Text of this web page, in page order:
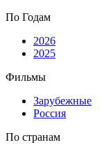
По Годам
2026
2025
Фильмы
Зарубежные
Россия
По странам